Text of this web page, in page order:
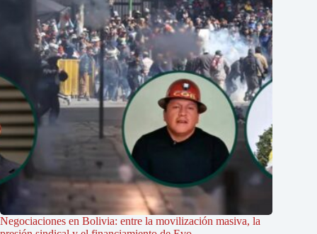
Negociaciones en Bolivia: entre la movilización masiva, la